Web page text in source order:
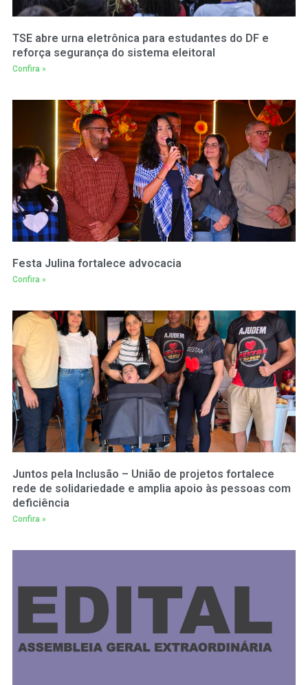
TSE abre urna eletrônica para estudantes do DF e
reforça segurança do sistema eleitoral
Confira »
Festa Julina fortalece advocacia
Confira »
Juntos pela Inclusão – União de projetos fortalece
rede de solidariedade e amplia apoio às pessoas com
deficiência
Confira »